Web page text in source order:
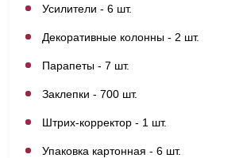
Усилители - 6 шт.
Декоративные колонны - 2 шт.
Парапеты - 7 шт.
Заклепки - 700 шт.
Штрих-корректор - 1 шт.
Упаковка картонная - 6 шт.